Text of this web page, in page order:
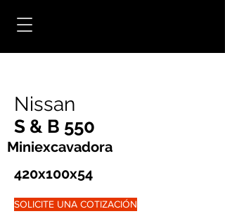
Nissan
S & B 550
Miniexcavadora
420x100x54
SOLICITE UNA COTIZACIÓN